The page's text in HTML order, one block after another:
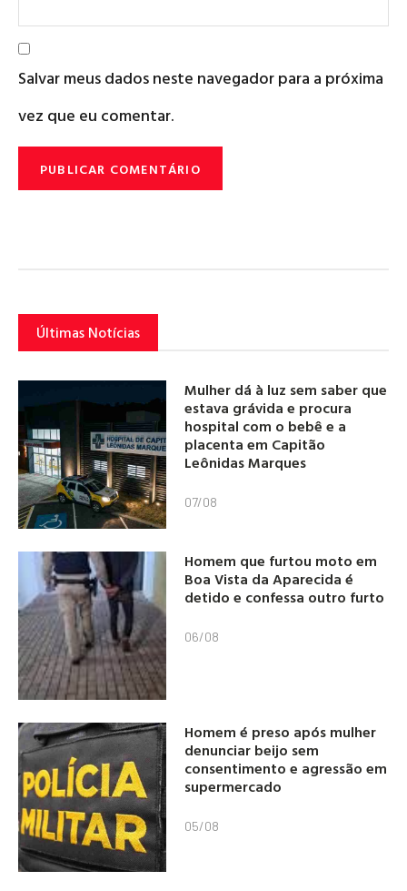
Salvar meus dados neste navegador para a próxima
vez que eu comentar.
Últimas Notícias
Mulher dá à luz sem saber que
estava grávida e procura
hospital com o bebê e a
placenta em Capitão
Leônidas Marques
07/08
Homem que furtou moto em
Boa Vista da Aparecida é
detido e confessa outro furto
06/08
Homem é preso após mulher
denunciar beijo sem
consentimento e agressão em
supermercado
05/08